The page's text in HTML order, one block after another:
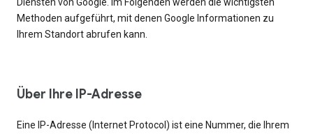
Methoden aufgeführt, mit denen Google Informationen zu
Ihrem Standort abrufen kann.
Über Ihre IP-Adresse
Eine IP-Adresse (Internet Protocol) ist eine Nummer, die Ihrem